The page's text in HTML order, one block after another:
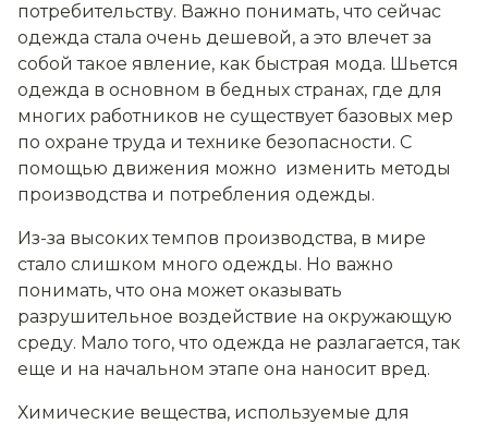
потребительству. Важно понимать, что сейчас
одежда стала очень дешевой, а это влечет за
собой такое явление, как быстрая мода. Шьется
одежда в основном в бедных странах, где для
многих работников не существует базовых мер
по охране труда и технике безопасности. С
помощью движения можно изменить методы
производства и потребления одежды.
Из-за высоких темпов производства, в мире
стало слишком много одежды. Но важно
понимать, что она может оказывать
разрушительное воздействие на окружающую
среду. Мало того, что одежда не разлагается, так
еще и на начальном этапе она наносит вред.
Химические вещества, используемые для